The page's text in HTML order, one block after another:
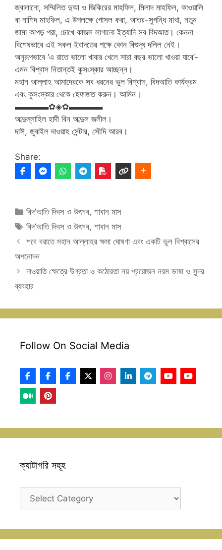
জ্বালানো, সম্মিলিত দুআ ও জিকিরের মাহফিল, মিলাদ মাহফিল, কাওয়ালি
বা নাশিদ মাহফিল, এ উপলক্ষে গোসল করা, আতর-সুগন্ধি মাখা, নতুন
জামা কাপড় পরা, চোখে কাজল লাগানো ইত্যাদি সব বিদআত। কেননা
বিশেষভাবে এই সকল ইবাদতের পক্ষে কোন বিশুদ্ধ দলিল নেই।
অনুরূপভাবে ‘এ রাতে ভালো খাবার খেলে সারা বছর ভালো খাওয়া যাবে’-
এমন বিশ্বাস নিতান্তই কুসংস্কার আচ্ছন্ন।
মহান আল্লাহ আমাদেরকে সব ধরনের ভুল বিশ্বাস, বিদআতি কার্যক্রম
এবং কুসংস্কার থেকে হেফাজত করুন। আমিন।
▬▬▬▬✿◈✿▬▬▬▬
আব্দুল্লাহিল হাদী বিন আব্দুল জলীল।
দাঈ, জুবাইল দাওয়াহ সেন্টার, সৌদি আরব।
Share:
Categories
বিদ’আতি দিবস ও উৎসব,শাবান মাস
Tags
বিদ’আতি দিবস ও উৎসব,শাবান মাস
শবে বরাতে মহান আল্লাহর ক্ষমা ঘোষণা এবং একটি ভুল বিশ্বাসের
অপনোদন
দাওয়াতি ক্ষেত্রে উগ্রতা ও কঠোরতা নয় প্রয়োজন নরম ভাষা ও সুন্দর
ব্যবহার
Follow On Social Media
ক্যাটাগরি সহূহ
ক্যাটাগরি